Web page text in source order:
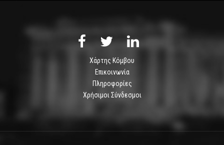
Χάρτης Κόμβου
Επικοινωνία
Πληροφορίες
Χρήσιμοι Σύνδεσμοι